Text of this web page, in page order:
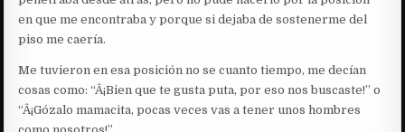
en que me encontraba y porque si dejaba de sostenerme del
piso me caería.
Me tuvieron en esa posición no se cuanto tiempo, me decían
cosas como: “Â¡Bien que te gusta puta, por eso nos buscaste!” o
“Â¡Gózalo mamacita, pocas veces vas a tener unos hombres